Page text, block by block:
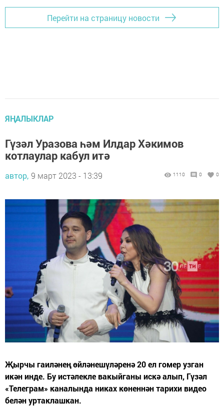
Перейти на страницу новости
ЯҢАЛЫКЛАР
Гүзәл Уразова һәм Илдар Хәкимов
котлаулар кабул итә
автор, 9 март 2023 - 13:39 1110 0 0
Җырчы гаиләнең өйләнешүләренә 20 ел гомер узган
икән инде. Бу истәлекле вакыйганы искә алып, Гүзәл
«Телеграм» каналында никах көненнән тарихи видео
белән уртаклашкан.